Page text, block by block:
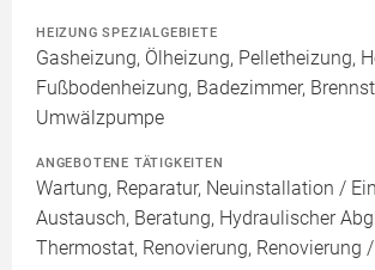
HEIZUNG SPEZIALGEBIETE
Gasheizung, Ölheizung, Pelletheizung,
Fußbodenheizung, Badezimmer,
Umwälzpumpe
ANGEBOTENE TÄTIGKEITEN
Wartung, Reparatur, Neuinstallation /
Austausch, Beratung, Hydraulischer
Thermostat, Renovierung, Renovierung